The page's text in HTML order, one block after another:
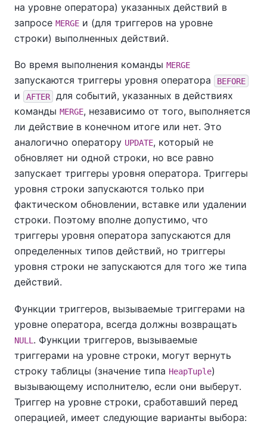
на уровне оператора) указанных действий в
запросе MERGE и (для триггеров на уровне
строки) выполненных действий.
Во время выполнения команды MERGE
запускаются триггеры уровня оператора BEFORE
и AFTER
для событий, указанных в действиях
команды MERGE, независимо от того, выполняется
ли действие в конечном итоге или нет. Это
аналогично оператору UPDATE, который не
обновляет ни одной строки, но все равно
запускает триггеры уровня оператора. Триггеры
уровня строки запускаются только при
фактическом обновлении, вставке или удалении
строки. Поэтому вполне допустимо, что
триггеры уровня оператора запускаются для
определенных типов действий, но триггеры
уровня строки не запускаются для того же типа
действий.
Функции триггеров, вызываемые триггерами на
уровне оператора, всегда должны возвращать
NULL . Функции триггеров, вызываемые
триггерами на уровне строки, могут вернуть
строку таблицы (значение типа HeapTuple)
вызывающему исполнителю, если они выберут.
Триггер на уровне строки, сработавший перед
операцией, имеет следующие варианты выбора: